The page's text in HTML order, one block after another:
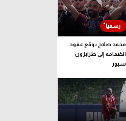
محمد صلاح يوقع عقود
انضمامه إلى طرابزون
سبور